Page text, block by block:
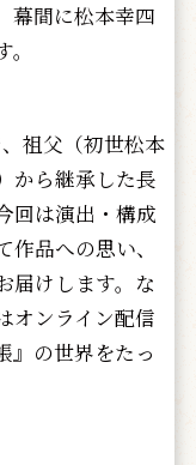
幕間に松本幸四
祖父（初世松本
から継承した長
回は演出・構成
品への思い、
届けします。な
オンライン配信
』の世界をたっ